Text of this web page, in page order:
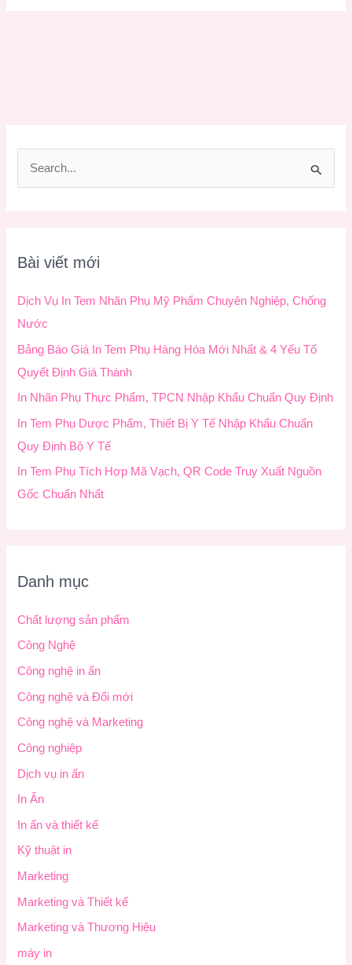
m
:
Bài viết mới
Dịch Vụ In Tem Nhãn Phụ Mỹ Phẩm Chuyên Nghiệp, Chống
Nước
Bảng Báo Giá In Tem Phụ Hàng Hóa Mới Nhất & 4 Yếu Tố
Quyết Định Giá Thành
In Nhãn Phụ Thực Phẩm, TPCN Nhập Khẩu Chuẩn Quy Định
In Tem Phụ Dược Phẩm, Thiết Bị Y Tế Nhập Khẩu Chuẩn
Quy Định Bộ Y Tế
In Tem Phụ Tích Hợp Mã Vạch, QR Code Truy Xuất Nguồn
Gốc Chuẩn Nhất
Danh mục
Chất lượng sản phẩm
Công Nghệ
Công nghệ in ấn
Công nghệ và Đổi mới
Công nghệ và Marketing
Công nghiệp
Dịch vụ in ấn
In Ấn
In ấn và thiết kế
Kỹ thuật in
Marketing
Marketing và Thiết kế
Marketing và Thương Hiệu
máy in